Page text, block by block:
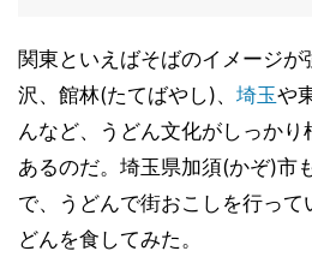
関東といえばそばのイメージ
沢、館林(たてばやし)、 埼玉や
んなど、うどん文化がしっかり
あるのだ。埼玉県加須(かぞ)市
で、うどんで街おこしを行って
どんを食してみた。